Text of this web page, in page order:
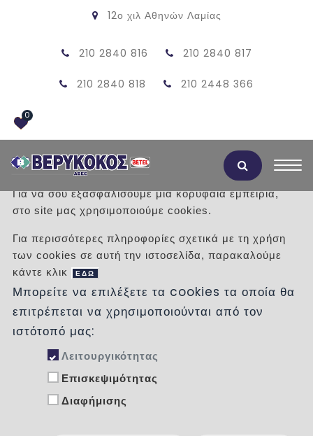
12ο χιλ Αθηνών Λαμίας
210 2840 816 210 2840 817
210 2840 818 210 2448 366
0
/ Προϊόντα /
ΠΡΟΙΟΝΤΑ ΤΣΙΜΕΝΤΟΥ
ΚΑΝΑΛΙΑ
Αποδοχή Cookies
Για να σου εξασφαλίσουμε μια κορυφαία εμπειρία,
στο site μας χρησιμοποιούμε cookies.
Για περισσότερες πληροφορίες σχετικά με τη χρήση
των cookies σε αυτή την ιστοσελίδα, παρακαλούμε
κάντε κλικ
ΕΔΩ
Μπορείτε να επιλέξετε τα cookies τα οποία θα
επιτρέπεται να χρησιμοποιούνται από τον
ιστότοπό μας:
Λειτουργικότητας
Επισκεψιμότητας
Διαφήμισης